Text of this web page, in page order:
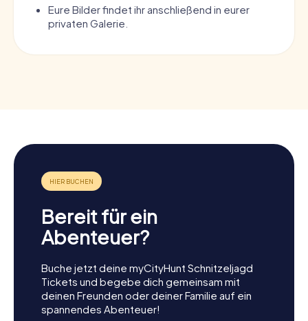
Eure Bilder findet ihr anschließend in eurer
privaten Galerie.
Bereit für ein
Abenteuer?
Buche jetzt deine myCityHunt Schnitzeljagd
Tickets und begebe dich gemeinsam mit
deinen Freunden oder deiner Familie auf ein
spannendes Abenteuer!